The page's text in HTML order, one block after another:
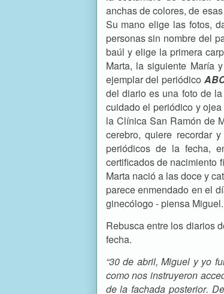
anchas de colores, de
Su mano elige las fotos,
personas sin nombre del
baúl y elige la primera
Marta, la siguiente María
ejemplar del periódico
del diario es una foto de
cuidado el periódico y
la Clínica San Ramón de
cerebro, quiere recordar
periódicos de la fecha,
certificados de nacimiento
Marta nació a las doce y
parece enmendado en el
ginecólogo - piensa Miguel.
Rebusca entre los diarios
fecha.
“30 de abril, Miguel y yo
como nos instruyeron
de la fachada posterior.